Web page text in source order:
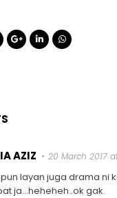
AZIZ 20 March 2017
layan juga drama ni
ja...heheheh..ok gak.